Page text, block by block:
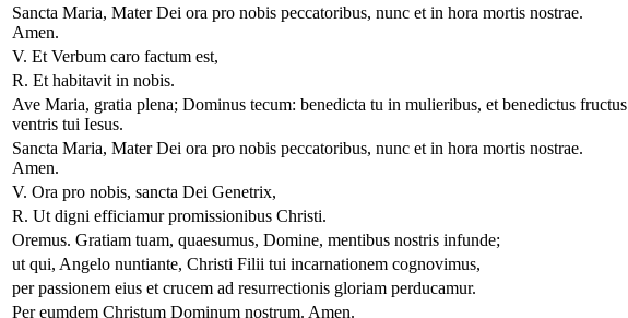
Sancta Maria, Mater Dei ora pro nobis peccatoribus, nunc et in hora mortis nostrae.
Amen.
V. Et Verbum caro factum est,
R. Et habitavit in nobis.
Ave Maria, gratia plena; Dominus tecum: benedicta tu in mulieribus, et benedictus fructus
ventris tui Iesus.
Sancta Maria, Mater Dei ora pro nobis peccatoribus, nunc et in hora mortis nostrae.
Amen.
V. Ora pro nobis, sancta Dei Genetrix,
R. Ut digni efficiamur promissionibus Christi.
Oremus. Gratiam tuam, quaesumus, Domine, mentibus nostris infunde;
ut qui, Angelo nuntiante, Christi Filii tui incarnationem cognovimus,
per passionem eius et crucem ad resurrectionis gloriam perducamur.
Per eumdem Christum Dominum nostrum. Amen.